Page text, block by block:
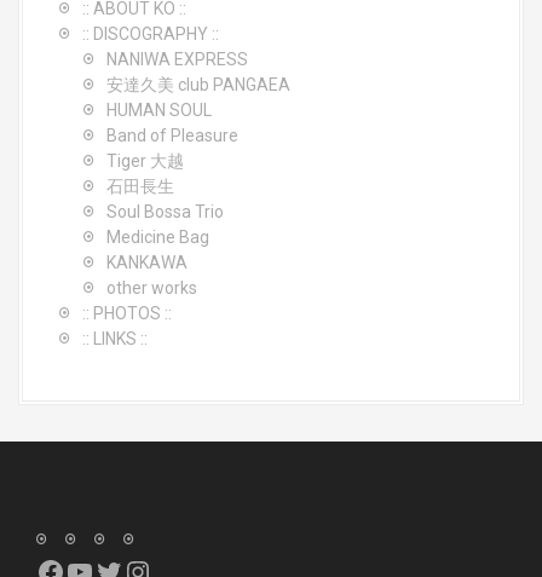
:: ABOUT KO ::
:: DISCOGRAPHY ::
NANIWA EXPRESS
安達久美 club PANGAEA
HUMAN SOUL
Band of Pleasure
Tiger 大越
石田長生
Soul Bossa Trio
Medicine Bag
KANKAWA
other works
:: PHOTOS ::
:: LINKS ::
Facebook YouTube Twitter Instagram